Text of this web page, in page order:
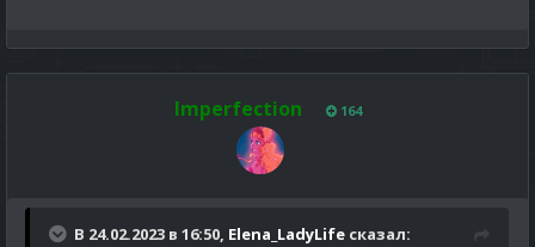
Imperfection 164
В 24.02.2023 в 16:50, Elena_LadyLife сказал: